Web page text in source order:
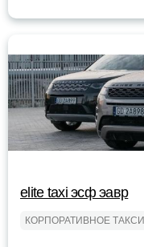
elite taxi эсф эавр
КОРПОРАТИВНОЕ ТАКСИ